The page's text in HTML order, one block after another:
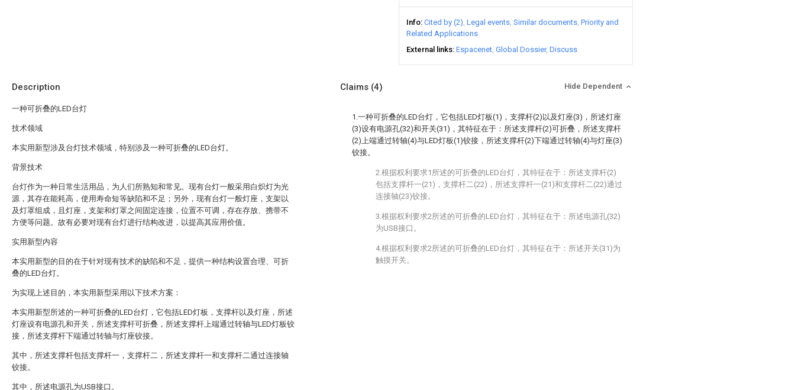
Info Cited by (2) Legal events Similar documents Priority and
Related Applications
External links Espacenet Global Dossier Discuss
Description
一种可折叠的LED台灯
技术领域
本实用新型涉及台灯技术领域，特别涉及一种可折叠的LED台灯。
背景技术
台灯作为一种日常生活用品，为人们所熟知和常见。现有台灯一般采用白炽灯为光
源，其存在能耗高，使用寿命短等缺陷和不足；另外，现有台灯一般灯座，支架以
及灯罩组成，且灯座，支架和灯罩之间固定连接，位置不可调，存在存放、携带不
方便等问题。故有必要对现有台灯进行结构改进，以提高其应用价值。
实用新型内容
本实用新型的目的在于针对现有技术的缺陷和不足，提供一种结构设置合理、可折
叠的LED台灯。
为实现上述目的，本实用新型采用以下技术方案：
本实用新型所述的一种可折叠的LED台灯，它包括LED灯板，支撑杆以及灯座，所述
灯座设有电源孔和开关，所述支撑杆可折叠，所述支撑杆上端通过转轴与LED灯板铰
接，所述支撑杆下端通过转轴与灯座铰接。
其中，所述支撑杆包括支撑杆一，支撑杆二，所述支撑杆一和支撑杆二通过连接轴
铰接。
其中，所述电源孔为USB接口。
Claims (4) Hide Dependent
1.一种可折叠的LED台灯，它包括LED灯板(1)，支撑杆(2)以及灯座(3)，所述灯座
(3)设有电源孔(32)和开关(31)，其特征在于：所述支撑杆(2)可折叠，所述支撑杆
(2)上端通过转轴(4)与LED灯板(1)铰接，所述支撑杆(2)下端通过转轴(4)与灯座(3)
铰接。
2.根据权利要求1所述的可折叠的LED台灯，其特征在于：所述支撑杆(2)
包括支撑杆一(21)，支撑杆二(22)，所述支撑杆一(21)和支撑杆二(22)通过
连接轴(23)铰接。
3.根据权利要求2所述的可折叠的LED台灯，其特征在于：所述电源孔(32)
为USB接口。
4.根据权利要求2所述的可折叠的LED台灯，其特征在于：所述开关(31)为
触摸开关。